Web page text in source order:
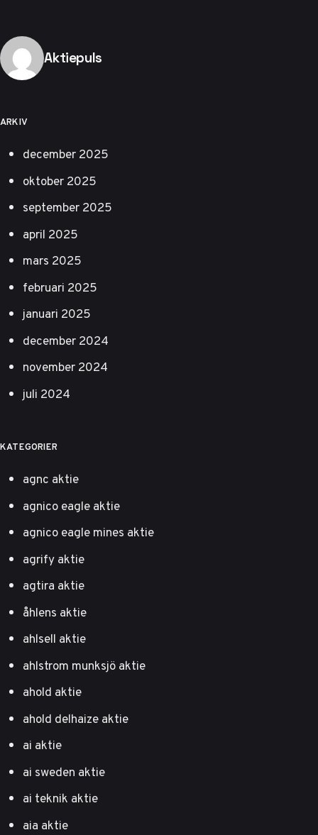
Publicerad av
Aktiepuls
ARKIV
december 2025
oktober 2025
september 2025
april 2025
mars 2025
februari 2025
januari 2025
december 2024
november 2024
juli 2024
KATEGORIER
agnc aktie
agnico eagle aktie
agnico eagle mines aktie
agrify aktie
agtira aktie
åhlens aktie
ahlsell aktie
ahlstrom munksjö aktie
ahold aktie
ahold delhaize aktie
ai aktie
ai sweden aktie
ai teknik aktie
aia aktie